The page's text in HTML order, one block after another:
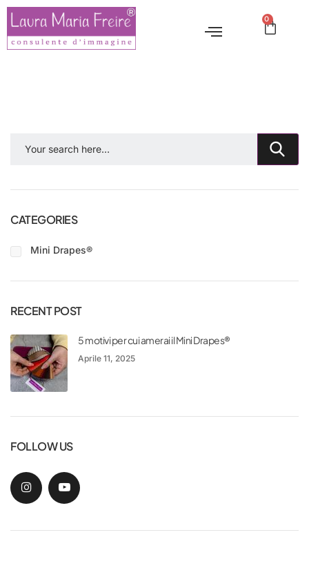
0
CATEGORIES
Mini Drapes®
RECENT POST
5 motivi per cui amerai il Mini Drapes®
Aprile 11, 2025
FOLLOW US